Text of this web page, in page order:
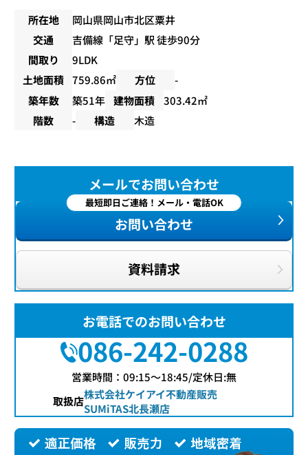
所在地
岡山県岡山市北区粟井
交通
吉備線 「足守」駅 徒歩90分
間取り
9LDK
土地面積 759.86㎡ 方位
-
築年数
築51年 建物面積
303.42㎡
階数
- 構造 木造
メールでお問い合わせ
最短即日ご連絡！メール・電話OK
お問い合わせ
資料請求
お電話でのお問い合わせ
086-242-0288
営業時間：09:15〜18:45/定休日:無
取扱店株式会社ケイアイ不動産販売
SUMiTAS北長瀬店